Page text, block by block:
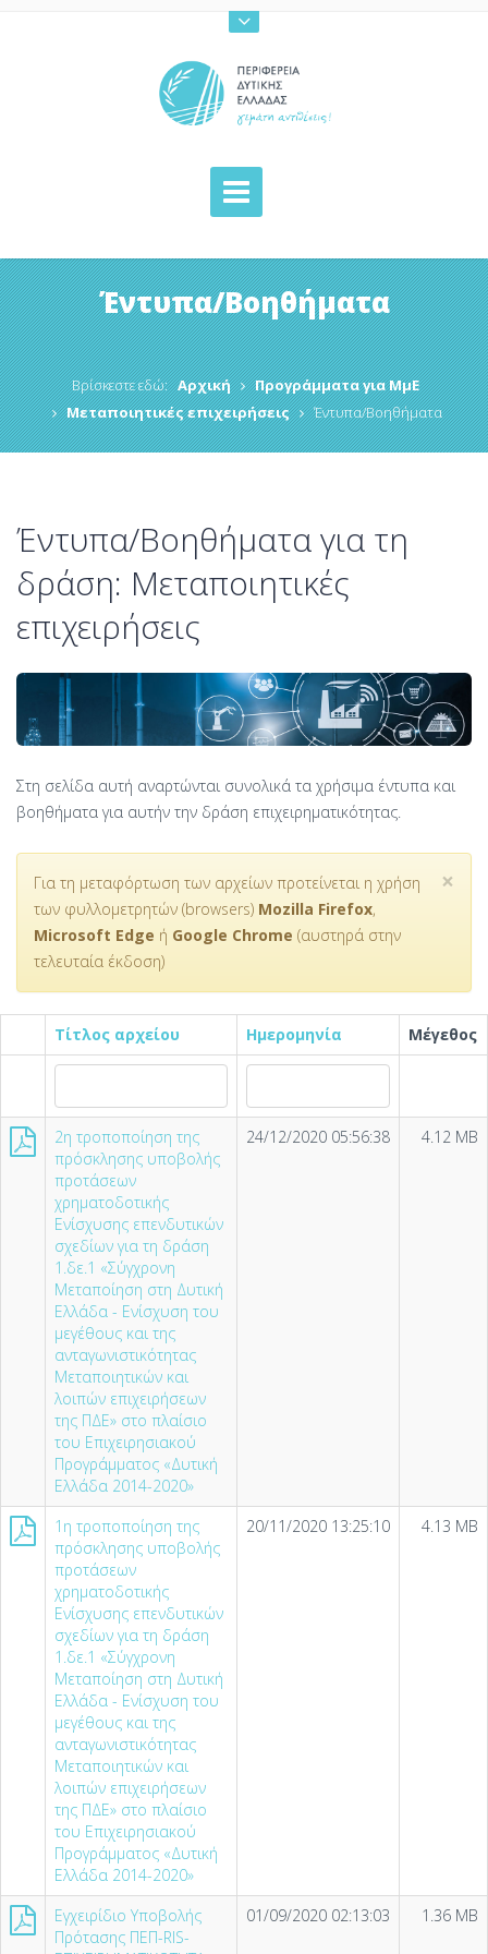
Έντυπα/Βοηθήματα
Βρίσκεστε εδώ: Αρχική
Προγράμματα για ΜμΕ
Μεταποιητικές επιχειρήσεις
Έντυπα/Βοηθήματα
Έντυπα/Βοηθήματα για τη
δράση: Μεταποιητικές
επιχειρήσεις
Στη σελίδα αυτή αναρτώνται συνολικά τα χρήσιμα έντυπα και
βοηθήματα για αυτήν την δράση επιχειρηματικότητας.
×
Για τη μεταφόρτωση των αρχείων προτείνεται η χρήση
των φυλλομετρητών (browsers) Mozilla Firefox,
Microsoft Edge ή Google Chrome (αυστηρά στην
τελευταία έκδοση)
Τίτλος αρχείου Ημερομηνία Μέγεθος
2η τροποποίηση της
πρόσκλησης υποβολής
προτάσεων
χρηματοδοτικής
Ενίσχυσης επενδυτικών
σχεδίων για τη δράση
1.δε.1 «Σύγχρονη
Μεταποίηση στη Δυτική
Ελλάδα - Ενίσχυση του
μεγέθους και της
ανταγωνιστικότητας
Μεταποιητικών και
λοιπών επιχειρήσεων
της ΠΔΕ» στο πλαίσιο
του Επιχειρησιακού
Προγράμματος «Δυτική
Ελλάδα 2014-2020»
24/12/2020 05:56:38 4.12 MB
1η τροποποίηση της
πρόσκλησης υποβολής
προτάσεων
χρηματοδοτικής
Ενίσχυσης επενδυτικών
σχεδίων για τη δράση
1.δε.1 «Σύγχρονη
Μεταποίηση στη Δυτική
Ελλάδα - Ενίσχυση του
μεγέθους και της
ανταγωνιστικότητας
Μεταποιητικών και
λοιπών επιχειρήσεων
της ΠΔΕ» στο πλαίσιο
του Επιχειρησιακού
Προγράμματος «Δυτική
Ελλάδα 2014-2020»
20/11/2020 13:25:10 4.13 MB
Εγχειρίδιο Υποβολής
Πρότασης ΠΕΠ-RIS-
01/09/2020 02:13:03 1.36 MB